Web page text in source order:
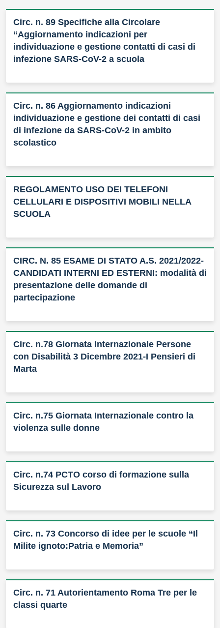
Circ. n. 89 Specifiche alla Circolare
“Aggiornamento indicazioni per
individuazione e gestione contatti di casi di
infezione SARS-CoV-2 a scuola
Circ. n. 86 Aggiornamento indicazioni
individuazione e gestione dei contatti di casi
di infezione da SARS-CoV-2 in ambito
scolastico
REGOLAMENTO USO DEI TELEFONI
CELLULARI E DISPOSITIVI MOBILI NELLA
SCUOLA
CIRC. N. 85 ESAME DI STATO A.S. 2021/2022-
CANDIDATI INTERNI ED ESTERNI: modalità di
presentazione delle domande di
partecipazione
Circ. n.78 Giornata Internazionale Persone
con Disabilità 3 Dicembre 2021-I Pensieri di
Marta
Circ. n.75 Giornata Internazionale contro la
violenza sulle donne
Circ. n.74 PCTO corso di formazione sulla
Sicurezza sul Lavoro
Circ. n. 73 Concorso di idee per le scuole “Il
Milite ignoto:Patria e Memoria”
Circ. n. 71 Autorientamento Roma Tre per le
classi quarte